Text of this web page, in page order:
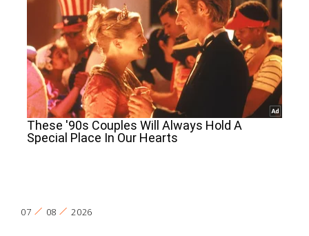
07 08 2026